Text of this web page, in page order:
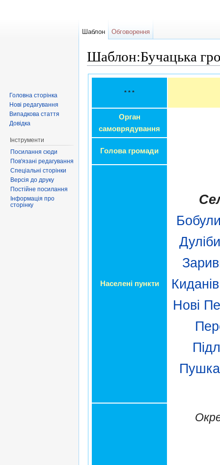
Шаблон:Бучацька
* * *
Орган
самоврядування
Голова громади
Населені пункти
Дуліби
Киданів
Нові
Шаблон Обговорення
Головна сторінка
Нові редагування
Випадкова стаття
Довідка
Інструменти
Посилання сюди
Пов'язані редагування
Спеціальні сторінки
Версія до друку
Постійне посилання
Інформація про
сторінку